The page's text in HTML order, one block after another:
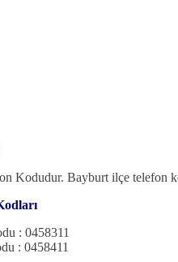
Kodudur. Bayburt ilçe telefon
: 0458311
: 0458411